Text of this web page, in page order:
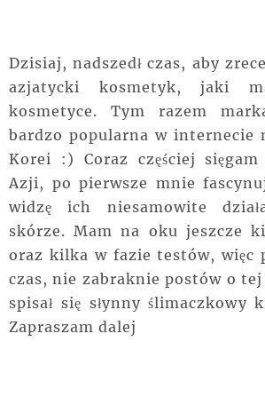
Dzisiaj, nadszedł czas, aby
azjatycki kosmetyk, jaki
kosmetyce. Tym razem
bardzo popularna w internecie
Korei :) Coraz częściej
Azji, po pierwsze mnie
widzę ich niesamowite
skórze. Mam na oku jeszcze
oraz kilka w fazie testów, więc
czas, nie zabraknie postów o
spisał się słynny ślimaczkowy
Zapraszam dalej